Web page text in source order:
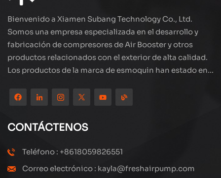
Bienvenido a Xiamen Subang Technology Co., Ltd.
Somos una empresa especializada en el desarrollo y
fabricación de compresores de Air Booster y otros
productos relacionados con el exterior de alta calidad.
Los productos de la marca de esmoquin han estado en
ubicada en el hermoso paisaje de la ciudad costera:
Xiamen, nuestros productos se exportan a más de 80
países y regiones, con una excelente calidad ha ganado
una amplia reputación internacional. Subang
Technology tiene un equipo de ventas profesional y un
estamos explorando y estudiando cómo actualizar
CONTÁCTENOS
Teléfono : +8618059826551
Correo electrónico : kayla@freshairpump.com